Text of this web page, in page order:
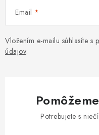
Email
Vložením e-mailu súhlasíte s
údajov.
Potrebujete s